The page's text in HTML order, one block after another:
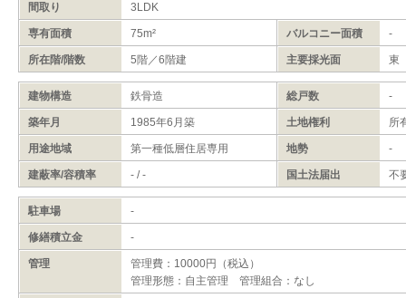
間取り 3LDK
専有面積 75m² バルコニー面積 -
所在階/階数 5階／6階建 主要採光面 東
建物構造 鉄骨造 総戸数 -
築年月 1985年6月築 土地権利 所
用途地域 第一種低層住居専用 地勢 -
建蔽率/容積率 - / - 国土法届出 不
駐車場 -
修繕積立金 -
管理
管理費：10000円（税込）
管理形態：自主管理 管理組合：なし